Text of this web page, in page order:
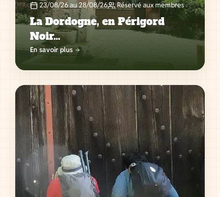
23/08/26 au 28/08/26 Réservé aux membres
La Dordogne, en Périgord
Noir…
En savoir plus